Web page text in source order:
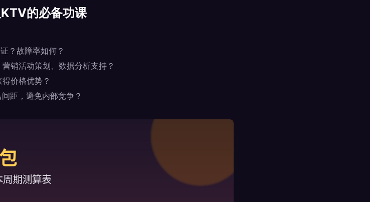
的必备功课
？故障率如何？
销活动策划、数据分析支持？
价格优势？
距，避免内部竞争？